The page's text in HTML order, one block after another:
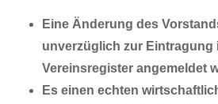
Eine Änderung des
unverzüglich zur Eintragung
Vereinsregister angemeldet
Es einen echten